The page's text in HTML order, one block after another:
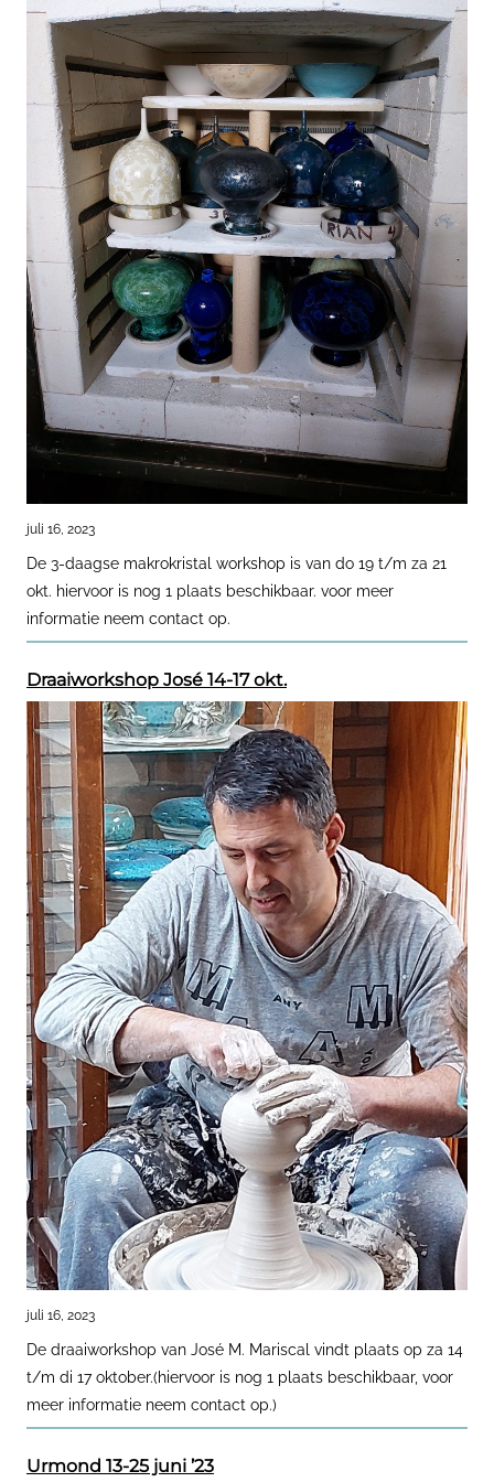
juli 16, 2023
De 3-daagse makrokristal workshop is van do 19 t/m za 21
okt. hiervoor is nog 1 plaats beschikbaar. voor meer
informatie neem contact op.
Draaiworkshop José 14-17 okt.
juli 16, 2023
De draaiworkshop van José M. Mariscal vindt plaats op za 14
t/m di 17 oktober.(hiervoor is nog 1 plaats beschikbaar, voor
meer informatie neem contact op.)
Urmond 13-25 juni ’23